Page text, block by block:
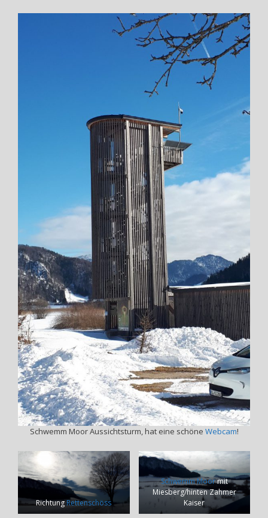
Schwemm Moor Aussichtsturm, hat eine schöne Webcam!
RichtungRettenschöss
Schwemm Moormit
Miesberg/hinten Zahmer
Kaiser